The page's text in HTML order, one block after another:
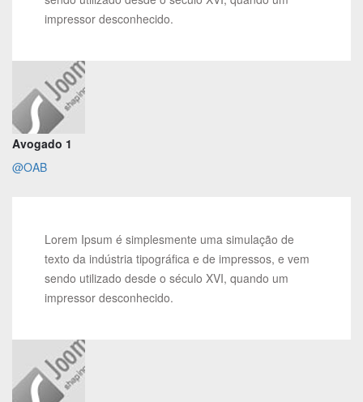
impressor desconhecido.
Avogado 1
@OAB
Lorem Ipsum é simplesmente uma simulação de
texto da indústria tipográfica e de impressos, e vem
sendo utilizado desde o século XVI, quando um
impressor desconhecido.